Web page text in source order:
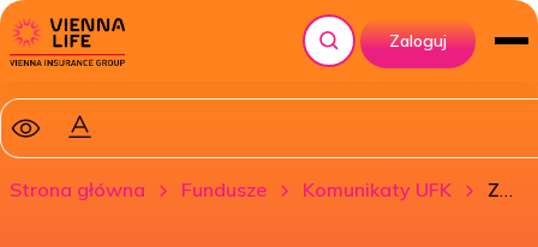
Szukaj
Zaloguj
Strona główna Fundusze Komunikaty UFK Zmiany w ubezpieczeniowych funduszach kapitałowych (UFK)